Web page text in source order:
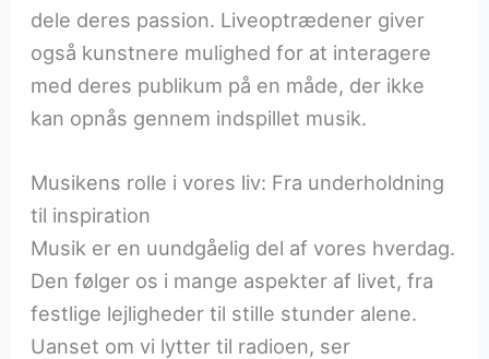
dele deres passion. Liveoptrædener giver
også kunstnere mulighed for at interagere
med deres publikum på en måde, der ikke
kan opnås gennem indspillet musik.
Musikens rolle i vores liv: Fra underholdning
til inspiration
Musik er en uundgåelig del af vores hverdag.
Den følger os i mange aspekter af livet, fra
festlige lejligheder til stille stunder alene.
Uanset om vi lytter til radioen, ser